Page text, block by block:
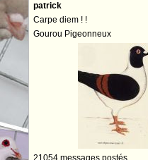
patrick
Carpe diem ! !
Gourou Pigeonneux
21054 messages postés